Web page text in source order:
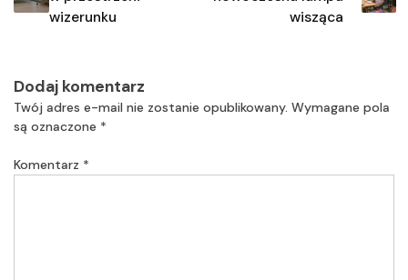
wizerunku
wisząca
Dodaj komentarz
Twój adres e-mail nie zostanie opublikowany. Wymagane pola
są oznaczone *
Komentarz *